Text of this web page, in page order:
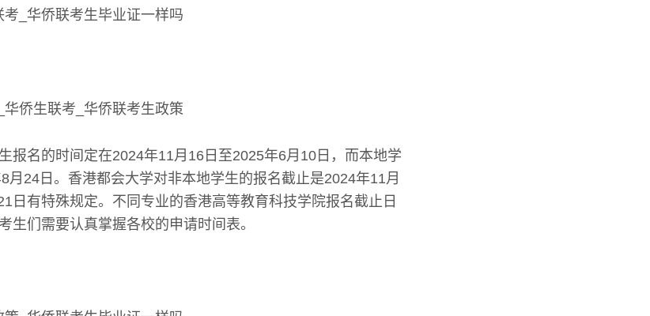
报名的时间定在2024年11月16日至2025年6月10日，而本地学
月24日。香港都会大学对非本地学生的报名截止是2024年11月
日有特殊规定。不同专业的香港高等教育科技学院报名截止日
生们需要认真掌握各校的申请时间表。